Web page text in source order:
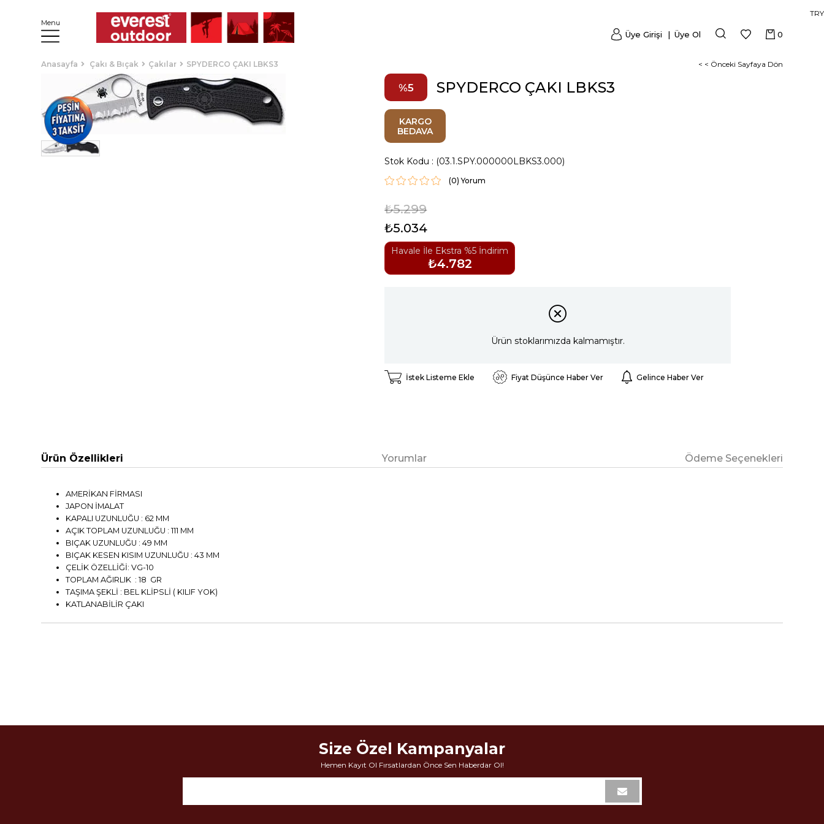
Menu
TRY
0
Üye Girişi Üye Ol
Anasayfa Çakı & Bıçak Çakılar SPYDERCO ÇAKI LBKS3 < < Önceki Sayfaya Dön
5 SPYDERCO ÇAKI LBKS3
KARGO
BEDAVA
Stok Kodu (03.1.SPY.000000LBKS3.000)
(0)
₺5.299
₺5.034
Havale İle Ekstra %5 İndirim
₺4.782
Ürün stoklarımızda kalmamıştır.
İstek Listeme Ekle Fiyat Düşünce Haber Ver Gelince Haber Ver
Ürün Özellikleri Yorumlar Ödeme Seçenekleri
AMERİKAN FİRMASI
JAPON İMALAT
KAPALI UZUNLUĞU : 62 MM
AÇIK TOPLAM UZUNLUĞU : 111 MM
BIÇAK UZUNLUĞU : 49 MM
BIÇAK KESEN KISIM UZUNLUĞU : 43 MM
ÇELİK ÖZELLİĞİ: VG-10
TOPLAM AĞIRLIK : 18 GR
TAŞIMA ŞEKLİ : BEL KLİPSLİ ( KILIF YOK)
KATLANABİLİR ÇAKI
Size Özel Kampanyalar
Hemen Kayıt Ol Fırsatlardan Önce Sen Haberdar Ol!